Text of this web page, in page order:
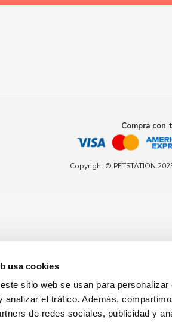
usa cookies
sitio web se usan para
analizar el tráfico. Además,
de redes sociales, publicidad y
Compra con
Copyright © PETSTATION